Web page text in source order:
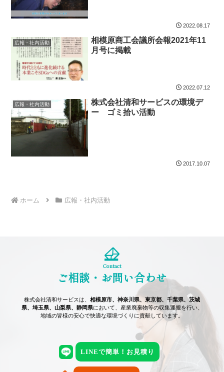
2022.08.17
広報・社内活動
相模原商工会議所会報2021年11
月号に掲載
2022.07.12
広報・社内活動
株式会社清和サービスの環境デ
ー ゴミ拾い活動
2017.10.07
ホーム 広報・社内活動
Contact
ご相談・お問い合わせ
株式会社清和サービスは、 相模原市、神奈川県、東京都、千葉県、茨城
県、埼玉県、山梨県、静岡県において、産業廃棄物等の収集運搬を行い、
地域の皆様の安心で快適な環境づくりに貢献しています。
LINEで簡単！お見積り